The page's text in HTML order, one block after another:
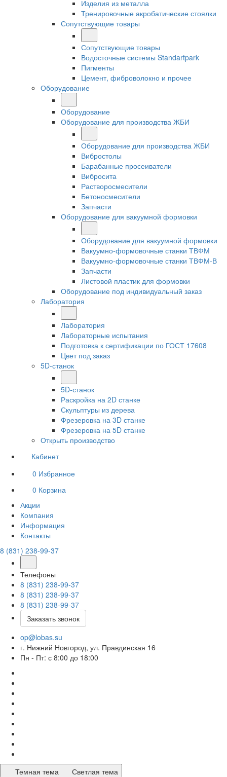
Изделия из металла
Тренировочные акробатические стоялки
Сопутствующие товары
Сопутствующие товары
Водосточные системы Standartpark
Пигменты
Цемент, фиброволокно и прочее
Оборудование
Оборудование
Оборудование для производства ЖБИ
Оборудование для производства ЖБИ
Вибростолы
Барабанные просеиватели
Вибросита
Растворосмесители
Бетоносмесители
Запчасти
Оборудование для вакуумной формовки
Оборудование для вакуумной формовки
Вакуумно-формовочные станки ТВФМ
Вакуумно-формовочные станки ТВФМ-В
Запчасти
Листовой пластик для формовки
Оборудование под индивидуальный заказ
Лаборатория
Лаборатория
Лабораторные испытания
Подготовка к сертификации по ГОСТ 17608
Цвет под заказ
5D-станок
5D-станок
Раскройка на 2D станке
Скульптуры из дерева
Фрезеровка на 3D станке
Фрезеровка на 5D станке
Открыть производство
Кабинет
0 Избранное
0 Корзина
Акции
Компания
Информация
Контакты
8 (831) 238-99-37
Телефоны
8 (831) 238-99-37
8 (831) 238-99-37
8 (831) 238-99-37
Заказать звонок
op@lobas.su
г. Нижний Новгород, ул. Правдинская 16
Пн - Пт: с 8:00 до 18:00
Темная тема
Светлая тема